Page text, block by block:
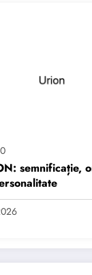
0
semnificație,